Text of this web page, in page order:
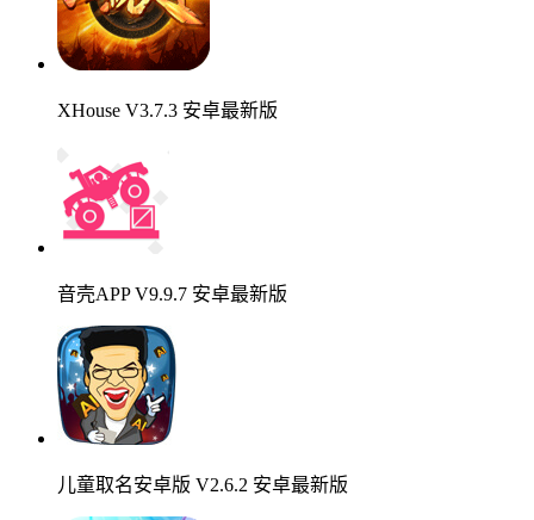
XHouse V3.7.3 安卓最新版
音壳APP V9.9.7 安卓最新版
儿童取名安卓版 V2.6.2 安卓最新版